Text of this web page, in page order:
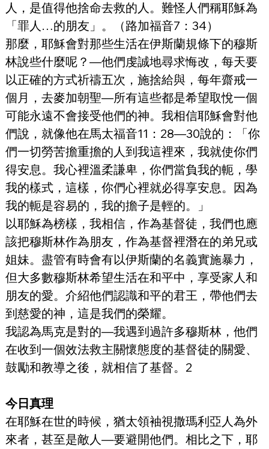
人，是值得他捨命去救的人。難怪人們稱耶穌為
「罪人…的朋友」。（路加福音7：34）
那麼，耶穌會對那些生活在伊斯蘭規條下的穆斯
林說些什麼呢？—他們虔誠地尋求悔改，每天要
以正確的方式祈禱五次，施捨給與，每年齋戒一
個月，去麥加朝聖—所有這些都是希望取悅一個
可能永遠不會接受他們的神。我相信耶穌會對他
們說，就像他在馬太福音11：28—30說的：「你
們一切勞苦擔重擔的人到我這裡來，我就使你們
得安息。我心裡溫柔謙卑，你們當負我的軛，學
我的樣式，這樣，你們心裡就必得享安息。因為
我的軛是容易的，我的擔子是輕的。」
以耶穌為榜樣，我相信，作為基督徒，我們也應
該把穆斯林作為朋友，作為基督裡潛在的弟兄或
姐妹。盡管有時會有以伊斯蘭的名義實施暴力，
但大多數穆斯林希望生活在和平中，享受家人和
朋友的愛。介紹他們認識和平的君王，帶他們去
到慈愛的神，這是我們的榮耀。
我認為馬克是對的—我遇到過許多穆斯林，他們
在收到一個效法救主關懷態度的基督徒的關愛、
鼓勵和教導之後，就相信了基督。2
今日真理
在耶穌在世的時候，猶太領袖視撒瑪利亞人為外
來者，甚至是敵人—要避開他們。相比之下，耶